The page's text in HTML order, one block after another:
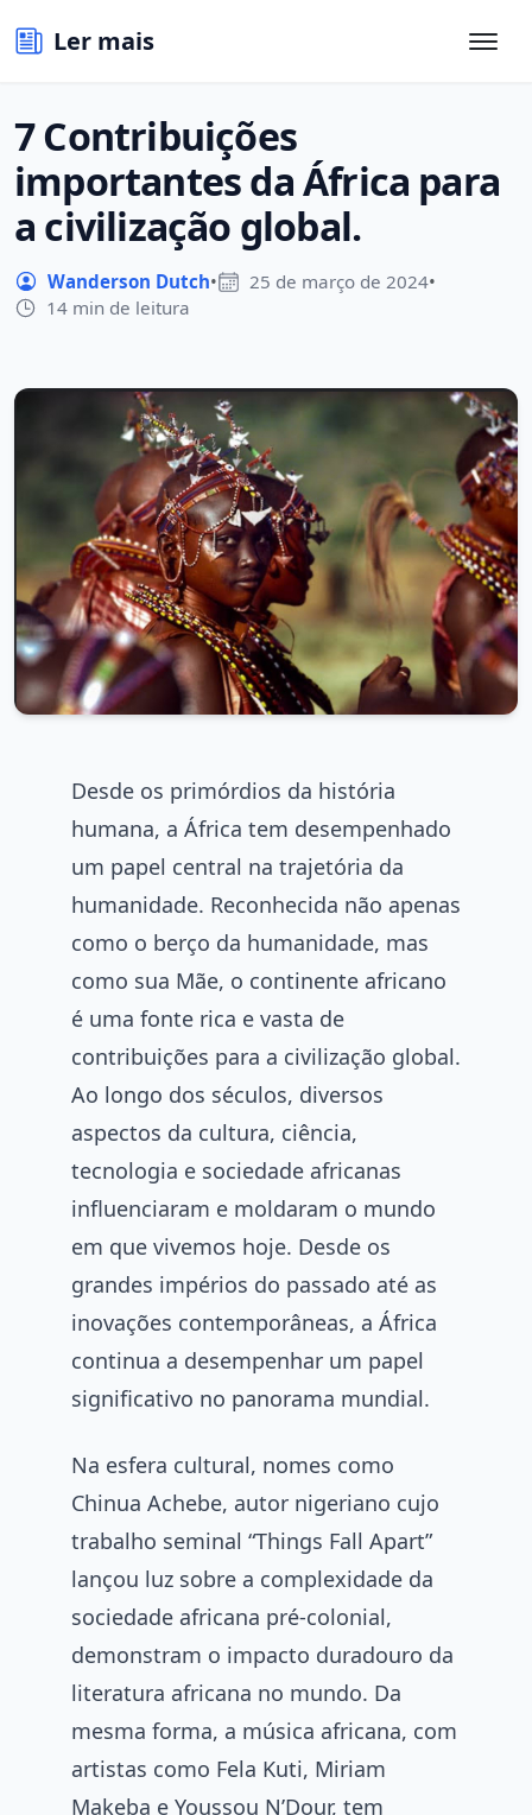
Ler mais
7 Contribuições
importantes da África para
a civilização global.
Wanderson Dutch• 25 de março de 2024•
14 min de leitura
Desde os primórdios da história
humana, a África tem desempenhado
um papel central na trajetória da
humanidade. Reconhecida não apenas
como o berço da humanidade, mas
como sua Mãe, o continente africano
é uma fonte rica e vasta de
contribuições para a civilização global.
Ao longo dos séculos, diversos
aspectos da cultura, ciência,
tecnologia e sociedade africanas
influenciaram e moldaram o mundo
em que vivemos hoje. Desde os
grandes impérios do passado até as
inovações contemporâneas, a África
continua a desempenhar um papel
significativo no panorama mundial.
Na esfera cultural, nomes como
Chinua Achebe, autor nigeriano cujo
trabalho seminal “Things Fall Apart”
lançou luz sobre a complexidade da
sociedade africana pré-colonial,
demonstram o impacto duradouro da
literatura africana no mundo. Da
mesma forma, a música africana, com
artistas como Fela Kuti, Miriam
Makeba e Youssou N’Dour, tem